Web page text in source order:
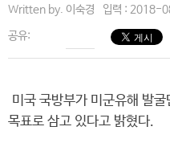
Written by. 이숙경 입력 : 2018-
공유:
미국 국방부가 미군유해 발
목표로 삼고 있다고 밝혔다.